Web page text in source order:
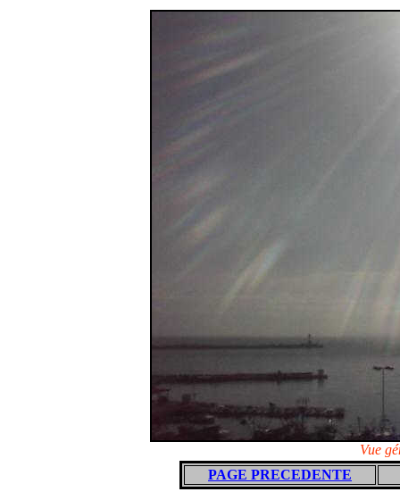
Vue
PAGE PRECEDENTE